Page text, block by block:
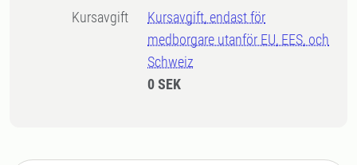
Kursavgift
Kursavgift, endast för
medborgare utanför EU, EES, och
Schweiz
0 SEK